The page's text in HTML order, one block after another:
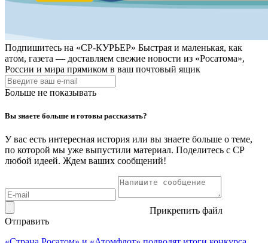
Подпишитесь на «СР-КУРЬЕР» Быстрая и маленькая, как
атом, газета — доставляем свежие новости из «Росатома»,
России и мира прямиком в ваш почтовый ящик
Больше не показывать
Вы знаете больше и готовы рассказать?
У вас есть интересная история или вы знаете больше о теме,
по которой мы уже выпустили материал. Поделитесь с СР
любой идеей. Ждем ваших сообщений!
Прикрепить файл
Отправить